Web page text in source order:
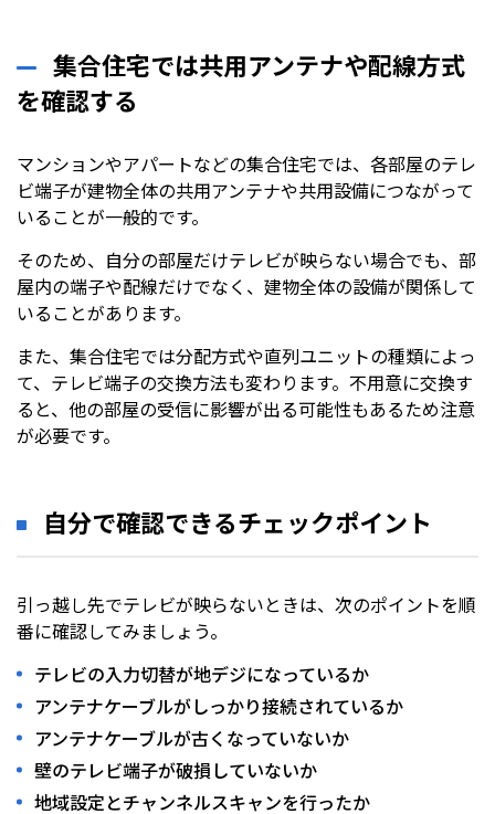
集合住宅では共用アンテナや配線方式
を確認する
マンションやアパートなどの集合住宅では、各部屋のテレ
ビ端子が建物全体の共用アンテナや共用設備につながって
いることが一般的です。
そのため、自分の部屋だけテレビが映らない場合でも、部
屋内の端子や配線だけでなく、建物全体の設備が関係して
いることがあります。
また、集合住宅では分配方式や直列ユニットの種類によっ
て、テレビ端子の交換方法も変わります。不用意に交換す
ると、他の部屋の受信に影響が出る可能性もあるため注意
が必要です。
自分で確認できるチェックポイント
引っ越し先でテレビが映らないときは、次のポイントを順
番に確認してみましょう。
テレビの入力切替が地デジになっているか
アンテナケーブルがしっかり接続されているか
アンテナケーブルが古くなっていないか
壁のテレビ端子が破損していないか
地域設定とチャンネルスキャンを行ったか